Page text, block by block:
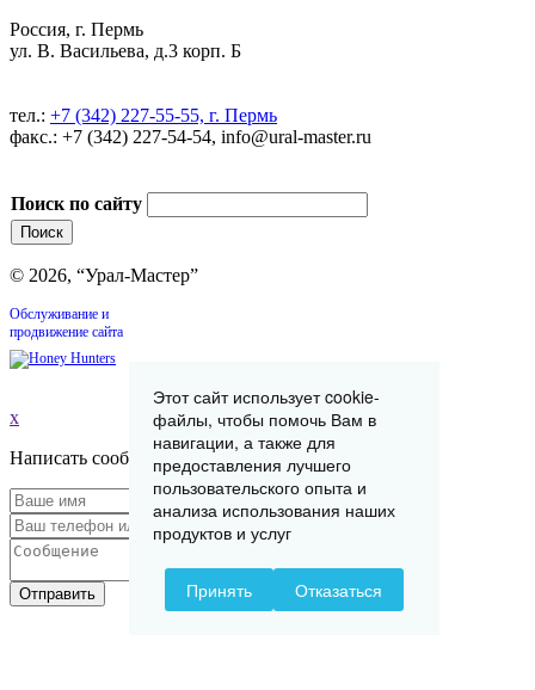
Россия, г. Пермь
ул. В. Васильева, д.3 корп. Б
тел.: +7 (342) 227-55-55, г. Пермь
факс.: +7 (342) 227-54-54, info@ural-master.ru
Поиск по сайту
© 2026, “Урал-Мастер”
Обслуживание и
продвижение сайта
x
Написать сообщение
Отправить
Этот сайт использует cookie-
файлы, чтобы помочь Вам в
навигации, а также для
предоставления лучшего
пользовательского опыта и
анализа использования наших
продуктов и услуг
Принять Отказаться